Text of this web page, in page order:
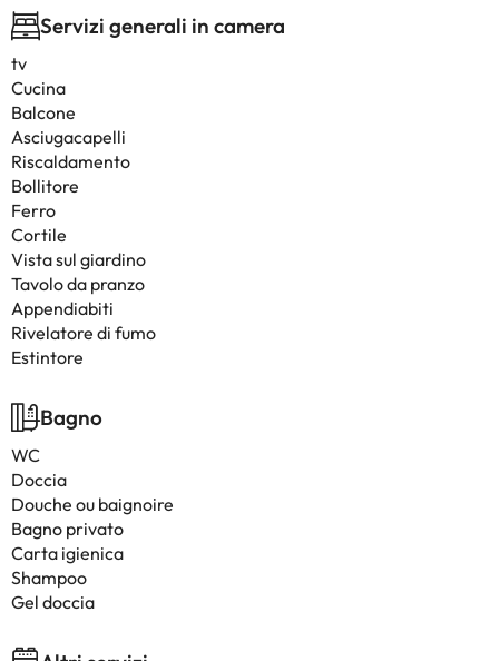
Servizi generali in camera
tv
Cucina
Balcone
Asciugacapelli
Riscaldamento
Bollitore
Ferro
Cortile
Vista sul giardino
Tavolo da pranzo
Appendiabiti
Rivelatore di fumo
Estintore
Bagno
WC
Doccia
Douche ou baignoire
Bagno privato
Carta igienica
Shampoo
Gel doccia